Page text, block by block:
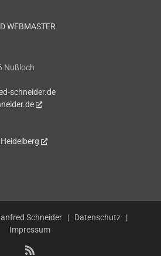
WEBMASTER
Nußloch
schneider.de
Schneider | Datenschutz |
Impressum